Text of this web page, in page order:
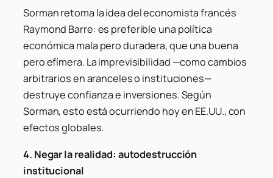
Sorman retoma la idea del economista francés
Raymond Barre: es preferible una política
económica mala pero duradera, que una buena
pero efímera. La imprevisibilidad —como cambios
arbitrarios en aranceles o instituciones—
destruye confianza e inversiones. Según
Sorman, esto está ocurriendo hoy en EE.UU., con
efectos globales.
4. Negar la realidad: autodestrucción
institucional